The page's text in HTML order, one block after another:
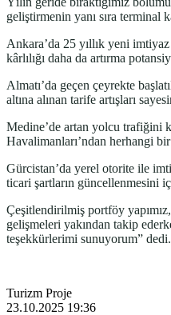
geliştirmenin yanı sıra terminal
Ankara’da 25 yıllık yeni
kârlılığı daha da artırma
Almatı’da geçen çeyrekte
altına alınan tarife artışları
Medine’de artan yolcu trafiğini
Havalimanları’ndan herhangi
Gürcistan’da yerel otorite ile
ticari şartların güncellenmesini
Çeşitlendirilmiş portföy
gelişmeleri yakından takip
teşekkürlerimi sunuyorum” dedi.
Turizm Proje
23.10.2025 19:36